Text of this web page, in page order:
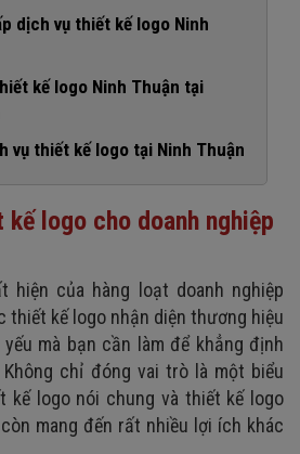
dịch vụ thiết kế logo Ninh
kế logo Ninh Thuận tại
logo Ninh Thuận giá rẻ
logo Ninh Thuận cơ bản
logo Ninh Thuận cao cấp
vụ thiết kế logo tại Ninh Thuận
logo cho doanh nghiệp
hiện của hàng loạt doanh nghiệp
kế logo nhận diện thương hiệu
mà bạn cần làm để khẳng định
chỉ đóng vai trò là một biểu
kế logo nói chung và thiết kế logo
mang đến rất nhiều lợi ích khác